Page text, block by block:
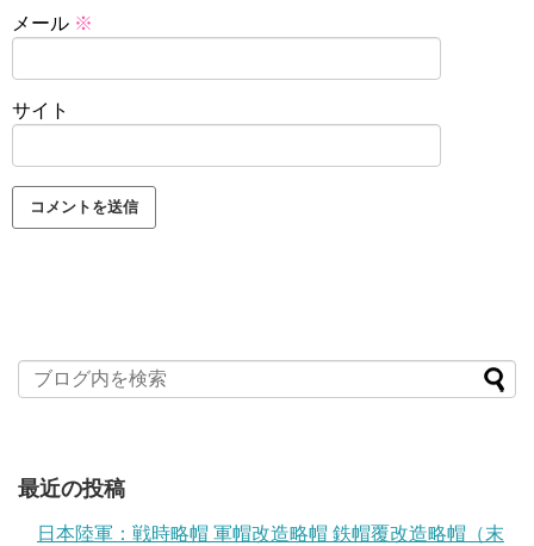
メール ※
サイト
最近の投稿
日本陸軍：戦時略帽 軍帽改造略帽 鉄帽覆改造略帽（末